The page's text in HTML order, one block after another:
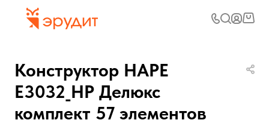
Конструктор HAPE
E3032_HP Делюкс
комплект 57 элементов